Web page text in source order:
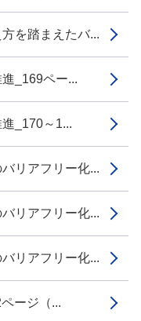
を踏まえたバ...
_169ペー...
_170～1...
リアフリー化...
リアフリー化...
リアフリー化...
ージ（...